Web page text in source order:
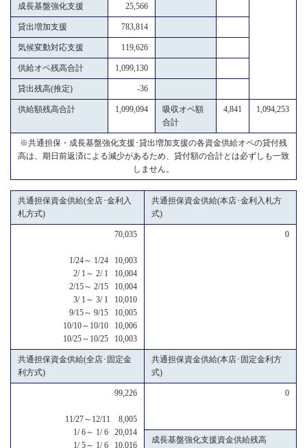
成長基盤強化支援 25,566
貸出増加支援 783,814
気候変動対応支援 119,626
供給オペ残高合計 1,099,130
貸出残高(推定) -36
供給額残高合計 1,099,094
吸収オペ額
合計
4,841 1,094,253
※共通担保・成長基盤強化支援･貸出増加支援の各資金供給オペの貸付残
高は、期日前返済による減少があるため、貸付額の合計とは必ずしも一致
しません。
共通担保資金供給(全店･金利入
札方式)
共通担保資金供給(本店･金利入札方
式)
70,035
1/24～ 1/24 10,003
2/ 1～ 2/ 1 10,004
2/15～ 2/15 10,004
3/ 1～ 3/ 1 10,010
9/15～ 9/15 10,005
10/10～10/10 10,006
10/25～10/25 10,003
0
共通担保資金供給(全店･固定金
利方式)
共通担保資金供給(本店･固定金利方
式)
99,226
11/27～12/11 8,005
1/ 6～ 1/ 6 20,014
1/ 5～ 1/ 6 10,016
0
成長基盤強化支援資金供給残高